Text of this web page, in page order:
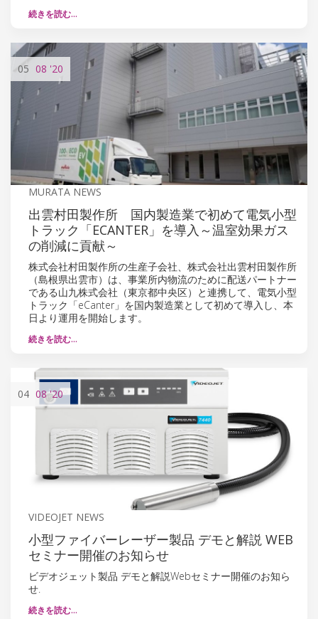
続きを読む…
05 08 '20
MURATA NEWS
出雲村田製作所 国内製造業で初めて電気小型
トラック「ECANTER」を導入～温室効果ガス
の削減に貢献～
株式会社村田製作所の生産子会社、株式会社出雲村田製作所
（島根県出雲市）は、事業所内物流のために配送パートナー
である山九株式会社（東京都中央区）と連携して、電気小型
トラック「eCanter」を国内製造業として初めて導入し、本
日より運用を開始します。
続きを読む…
04 08'20
VIDEOJET NEWS
小型ファイバーレーザー製品 デモと解説 WEB
セミナー開催のお知らせ
ビデオジェット製品 デモと解説Webセミナー開催のお知ら
せ.
続きを読む…